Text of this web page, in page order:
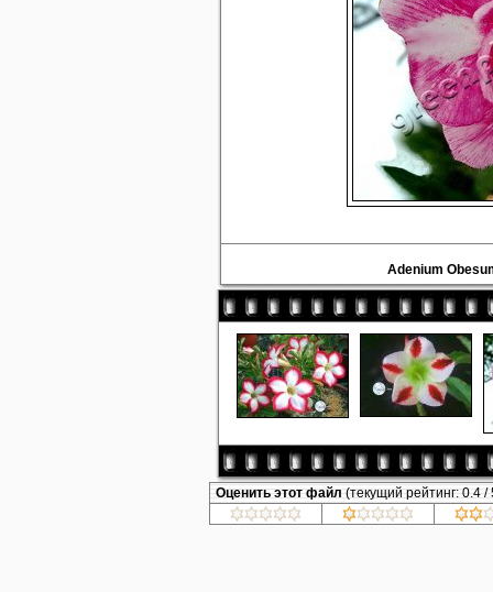
Adenium
Оценить этот файл (текущий рейтинг: 0.4 /